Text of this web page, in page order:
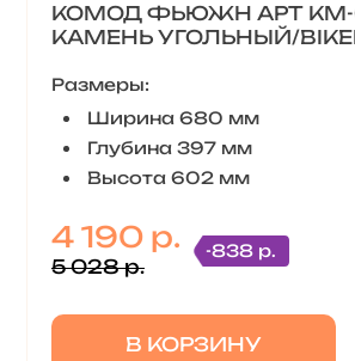
КОМОД ФЬЮЖН АРТ КМ-
КАМЕНЬ УГОЛЬНЫЙ/
Размеры:
Ширина 680 мм
Глубина 397 мм
Высота 602 мм
4 190 р.
5 028 р.
-838 р.
В КОРЗИНУ